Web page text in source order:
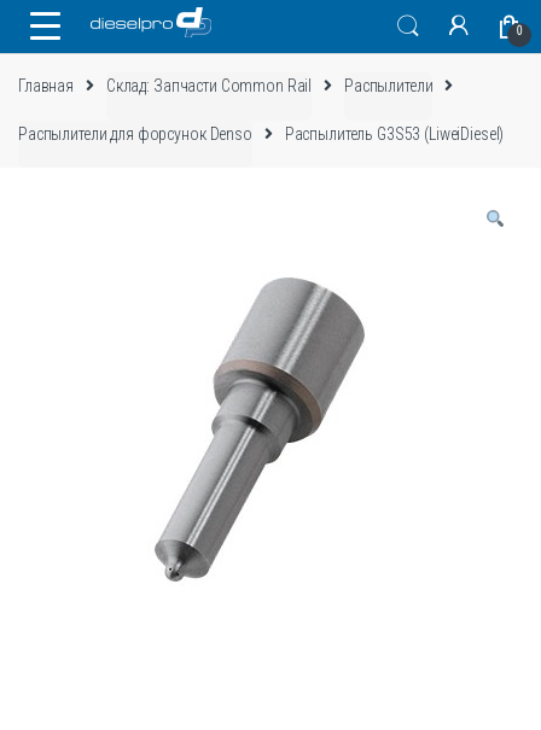
0
Главная Склад: Запчасти Common Rail Распылители
Распылители для форсунок Denso Распылитель G3S53 (LiweiDiesel)